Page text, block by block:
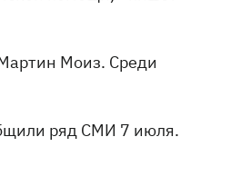
Моиз. Среди
ряд СМИ 7 июля.